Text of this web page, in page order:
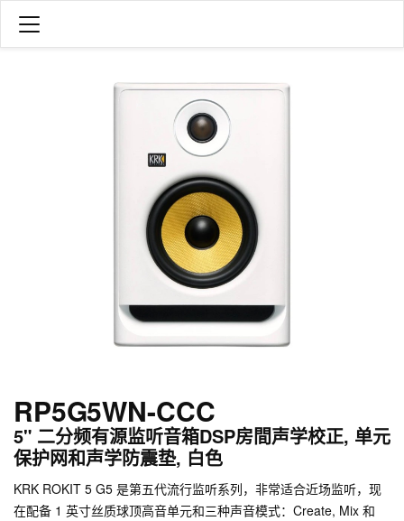
RP5G5WN-CCC
5" 二分频有源监听音箱DSP房間声学校正, 单元
保护网和声学防震垫, 白色
KRK ROKIT 5 G5 是第五代流行监听系列，非常适合近场监听，现
在配备 1 英寸丝质球顶高音单元和三种声音模式：Create, Mix 和